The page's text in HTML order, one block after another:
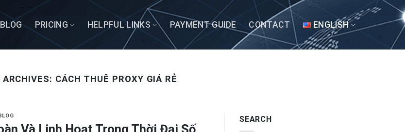
BLOG PRICING HELPFUL LINKS PAYMENT GUIDE CONTACT ENGLISH
ARCHIVES: CÁCH THUÊ PROXY GIÁ RẺ
Và Linh Hoạt Trong Thời Đại Số
SEARCH